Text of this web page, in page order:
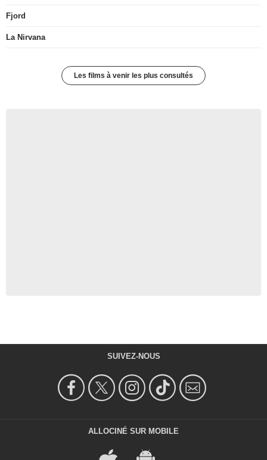
Fjord
La Nirvana
Les films à venir les plus consultés
SUIVEZ-NOUS
ALLOCINÉ SUR MOBILE